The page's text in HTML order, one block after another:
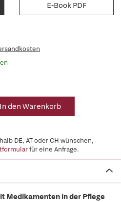
E-Book PDF
In den Warenkorb
DE, AT oder CH wünschen,
für eine Anfrage.
Medikamenten in der Pflege